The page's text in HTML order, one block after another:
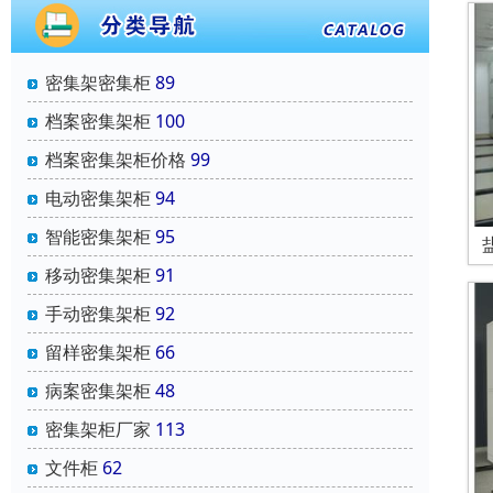
密集架密集柜89
档案密集架柜 100
档案密集架柜价格 99
电动密集架柜94
智能密集架柜95
移动密集架柜91
手动密集架柜92
留样密集架柜 66
病案密集架柜48
密集架柜厂家 113
文件柜 62